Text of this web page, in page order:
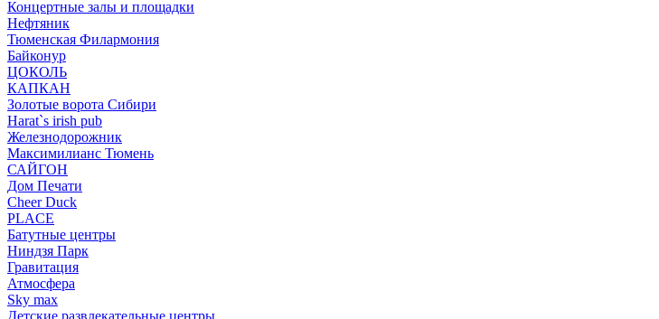
Концертные залы и площадки
Нефтяник
Тюменская Филармония
Байконур
ЦОКОЛЬ
КАПКАН
Золотые ворота Сибири
Harat`s irish pub
Железнодорожник
Максимилианс Тюмень
САЙГОН
Дом Печати
Cheer Duck
PLACE
Батутные центры
Ниндзя Парк
Гравитация
Атмосфера
Sky max
Детские развлекательные центры